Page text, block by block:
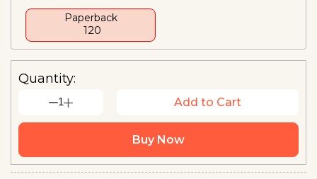
Paperback
₹ 120
Quantity:
1 Add to Cart
Buy Now